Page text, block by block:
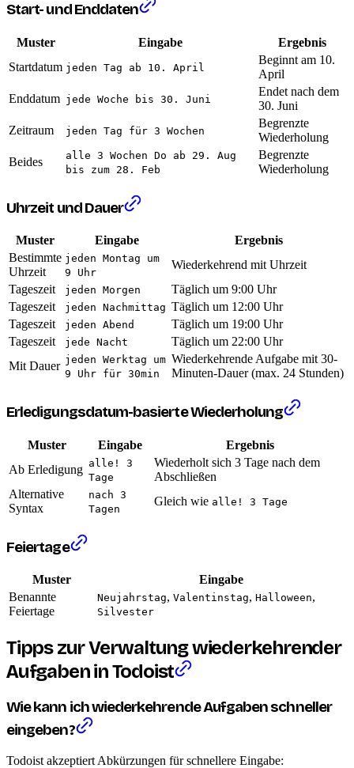
Start- und Enddaten
Muster Eingabe
Ergebnis
Startdatum jeden Tag ab 10. April
Beginnt am 10.
April
Enddatum jede Woche bis 30. Juni
Endet nach dem
30. Juni
Zeitraum
jeden Tag für 3 Wochen
Begrenzte
Wiederholung
Beides
alle 3 Wochen Do ab 29. Aug
bis zum 28. Feb
Begrenzte
Wiederholung
Uhrzeit und Dauer
Muster Eingabe
Ergebnis
Bestimmte
Uhrzeit
jeden Montag um
9 Uhr
Wiederkehrend mit Uhrzeit
Tageszeit
jeden Morgen
Täglich um 9:00 Uhr
Tageszeit
jeden Nachmittag Täglich um 12:00 Uhr
Tageszeit
jeden Abend
Täglich um 19:00 Uhr
Tageszeit
jede Nacht
Täglich um 22:00 Uhr
Mit Dauer jeden Werktag um
9 Uhr für 30min
Wiederkehrende Aufgabe mit 30-
Minuten-Dauer (max. 24 Stunden)
Erledigungsdatum-basierte Wiederholung
Muster Eingabe
Ergebnis
Ab Erledigung alle! 3
Tage
Wiederholt sich 3 Tage nach dem
Abschließen
Alternative
Syntax
nach 3
Tagen
Gleich wie alle! 3 Tage
Feiertage
Muster
Eingabe
Benannte
Feiertage
Neujahrstag, Valentinstag, Halloween,
Silvester
Tipps zur Verwaltung wiederkehrender
Aufgaben in Todoist
Wie kann ich wiederkehrende Aufgaben schneller
eingeben?
Todoist akzeptiert Abkürzungen für schnellere Eingabe: